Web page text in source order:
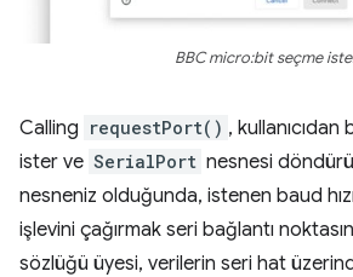
BBC micro:bit seçme
Calling requestPort() ,
ister ve SerialPort nesnesi
nesneniz olduğunda, istenen baud
işlevini çağırmak seri bağlantı
sözlüğü üyesi, verilerin seri hat